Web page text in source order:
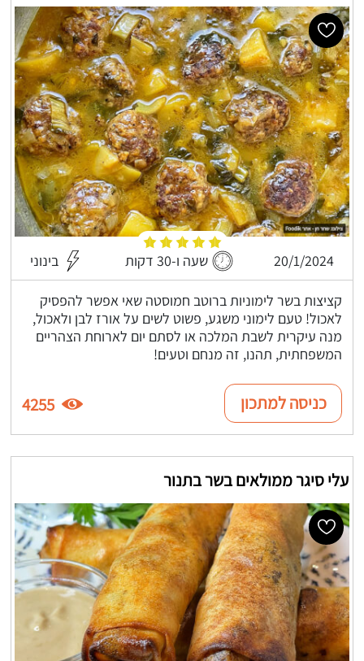
20/1/2024 שעה ו-30 דקות בינוני
קציצות בשר לימוניות ברוטב חמוסטה שאי אפשר להפסיק
לאכול! טעם לימוני משגע, פשוט לשים על אורז לבן ולאכול,
מנה עיקרית לשבת המלכה או לסתם יום לארוחת הצהריים
המשפחתית, תהנו, זה מנחם וטעים!
כניסה למתכון 4255
עלי סיגר ממולאים בשר בתנור